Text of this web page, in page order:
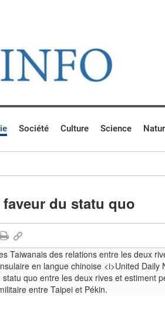
Société Culture Science
du statu quo